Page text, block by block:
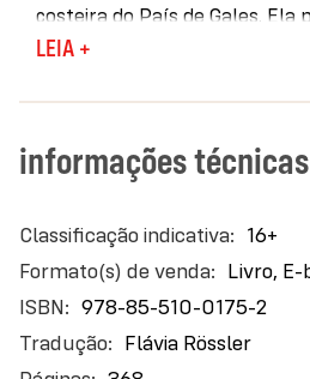
costeira do País de Gales. Ela
chalé tentando esquecer as
com uma vida normal e
consequências serão
faz um retrato preciso de uma
Com sua excelente habilidade
arrebatadora das
cidade pequena. Mas o
LEIA +
informações técnicas
Mais
informações
16+
Livro,
978-85-510-0175-2
Flávia Rössler